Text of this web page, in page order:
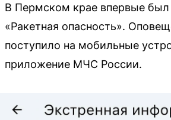
В Пермском крае впервые
«Ракетная опасность».
поступило на мобильные
приложение МЧС России.